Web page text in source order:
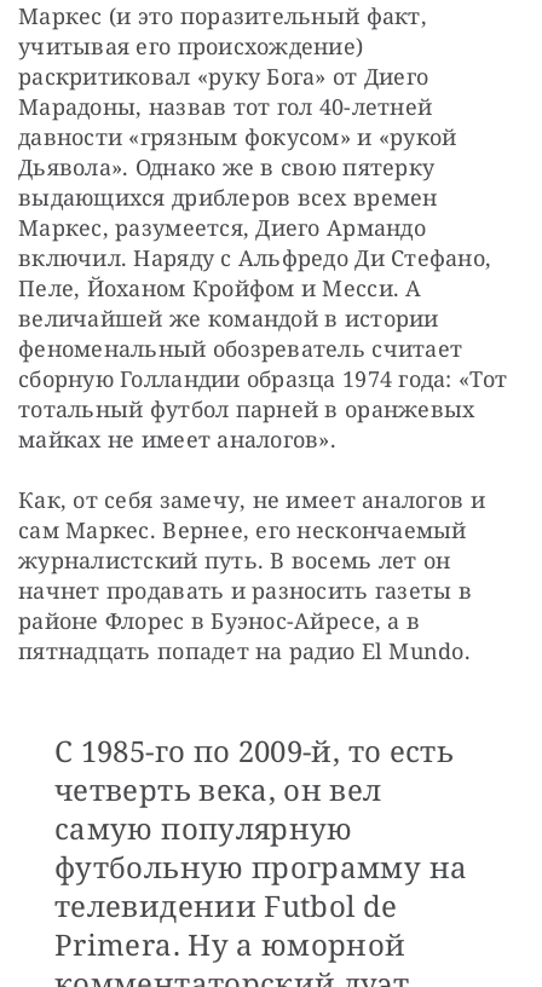
Маркес (и это поразительный факт,
учитывая его происхождение)
раскритиковал «руку Бога» от Диего
Марадоны, назвав тот гол 40-летней
давности «грязным фокусом» и «рукой
Дьявола». Однако же в свою пятерку
выдающихся дриблеров всех времен
Маркес, разумеется, Диего Армандо
включил. Наряду с Альфредо Ди Стефано,
Пеле, Йоханом Кройфом и Месси. А
величайшей же командой в истории
феноменальный обозреватель считает
сборную Голландии образца 1974 года: «Тот
тотальный футбол парней в оранжевых
майках не имеет аналогов».
Как, от себя замечу, не имеет аналогов и
сам Маркес. Вернее, его нескончаемый
журналистский путь. В восемь лет он
начнет продавать и разносить газеты в
районе Флорес в Буэнос-Айресе, а в
пятнадцать попадет на радио El Mundo.
С 1985-го по 2009-й, то есть
четверть века, он вел
самую популярную
футбольную программу на
телевидении Futbol de
Primera. Ну а юморной